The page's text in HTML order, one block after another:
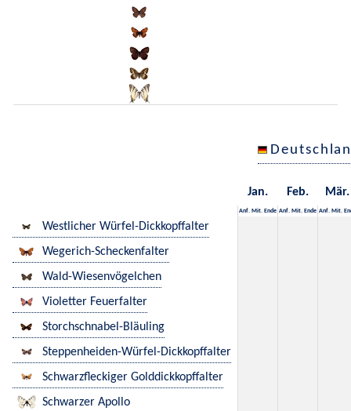
Jan. Feb. Mär.
Anf. Mit. Ende Anf. Mit. Ende Anf. Mit.
Westlicher Würfel-Dickkopffalter
Wegerich-Scheckenfalter
Wald-Wiesenvögelchen
Violetter Feuerfalter
Storchschnabel-Bläuling
Steppenheiden-Würfel-Dickkopffalter
Schwarzfleckiger Golddickkopffalter
Schwarzer Apollo